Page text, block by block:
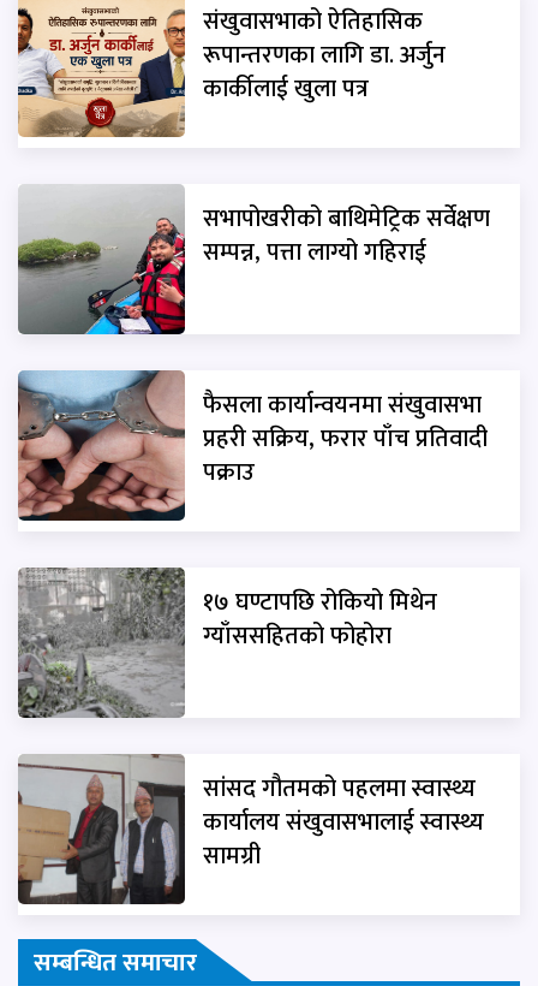
संखुवासभाको ऐतिहासिक
रूपान्तरणका लागि डा. अर्जुन
कार्कीलाई खुला पत्र
सभापोखरीको बाथिमेट्रिक सर्वेक्षण
सम्पन्न, पत्ता लाग्यो गहिराई
फैसला कार्यान्वयनमा संखुवासभा
प्रहरी सक्रिय, फरार पाँच प्रतिवादी
पक्राउ
१७ घण्टापछि रोकियो मिथेन
ग्याँससहितको फोहोरा
सांसद गौतमको पहलमा स्वास्थ्य
कार्यालय संखुवासभालाई स्वास्थ्य
सामग्री
सम्बन्धित समाचार